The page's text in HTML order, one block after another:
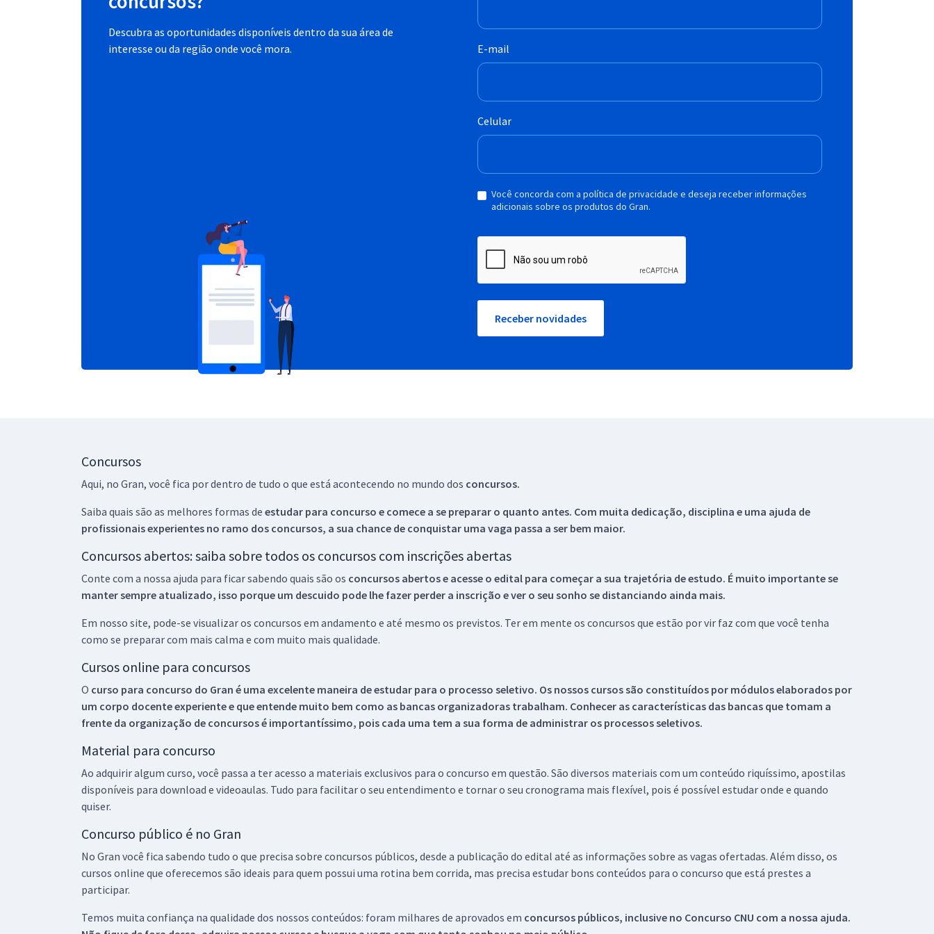
Descubra as oportunidades disponíveis dentro da sua área de
interesse ou da região onde você mora.
E-mail
Celular
Você concorda com a política de privacidade e deseja receber informações
adicionais sobre os produtos do Gran.
Receber novidades
Concursos
Aqui, no Gran, você fica por dentro de tudo o que está acontecendo no mundo dos concursos.
Saiba quais são as melhores formas de estudar para concurso e comece a se preparar o quanto antes. Com muita dedicação, disciplina e uma ajuda de
profissionais experientes no ramo dos concursos, a sua chance de conquistar uma vaga passa a ser bem maior.
Concursos abertos: saiba sobre todos os concursos com inscrições abertas
Conte com a nossa ajuda para ficar sabendo quais são os concursos abertos e acesse o edital para começar a sua trajetória de estudo. É muito importante se
manter sempre atualizado, isso porque um descuido pode lhe fazer perder a inscrição e ver o seu sonho se distanciando ainda mais.
Em nosso site, pode-se visualizar os concursos em andamento e até mesmo os previstos. Ter em mente os concursos que estão por vir faz com que você tenha
como se preparar com mais calma e com muito mais qualidade.
Cursos online para concursos
O curso para concurso do Gran é uma excelente maneira de estudar para o processo seletivo. Os nossos cursos são constituídos por módulos elaborados por
um corpo docente experiente e que entende muito bem como as bancas organizadoras trabalham. Conhecer as características das bancas que tomam a
frente da organização de concursos é importantíssimo, pois cada uma tem a sua forma de administrar os processos seletivos.
Material para concurso
Ao adquirir algum curso, você passa a ter acesso a materiais exclusivos para o concurso em questão. São diversos materiais com um conteúdo riquíssimo, apostilas
disponíveis para download e videoaulas. Tudo para facilitar o seu entendimento e tornar o seu cronograma mais flexível, pois é possível estudar onde e quando
quiser.
Concurso público é no Gran
No Gran você fica sabendo tudo o que precisa sobre concursos públicos, desde a publicação do edital até as informações sobre as vagas ofertadas. Além disso, os
cursos online que oferecemos são ideais para quem possui uma rotina bem corrida, mas precisa estudar bons conteúdos para o concurso que está prestes a
participar.
Temos muita confiança na qualidade dos nossos conteúdos: foram milhares de aprovados em concursos públicos, inclusive no Concurso CNU com a nossa ajuda.